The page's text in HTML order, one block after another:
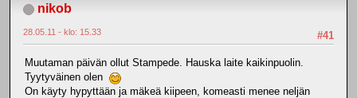
nikob
#41
28.05.11 - klo: 15.33
Muutaman päivän ollut Stampede. Hauska laite kaikinpuolin.
Tyytyväinen olen
On käyty hypyttään ja mäkeä kiipeen, komeasti menee neljän